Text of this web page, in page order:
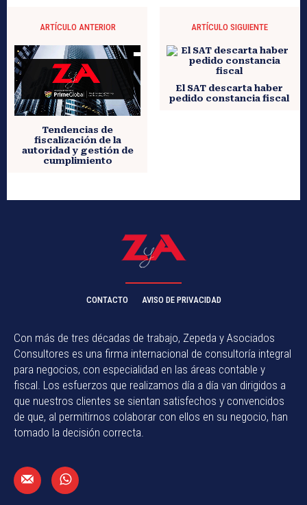
ARTÍCULO ANTERIOR
Tendencias de
fiscalización de la
autoridad y gestión de
cumplimiento
ARTÍCULO SIGUIENTE
El SAT descarta haber
pedido constancia fiscal
CONTACTO AVISO DE PRIVACIDAD
Con más de tres décadas de trabajo, Zepeda y Asociados
Consultores es una firma internacional de consultoría integral
para negocios, con especialidad en las áreas contable y
fiscal. Los esfuerzos que realizamos día a día van dirigidos a
que nuestros clientes se sientan satisfechos y convencidos
de que, al permitirnos colaborar con ellos en su negocio, han
tomado la decisión correcta.